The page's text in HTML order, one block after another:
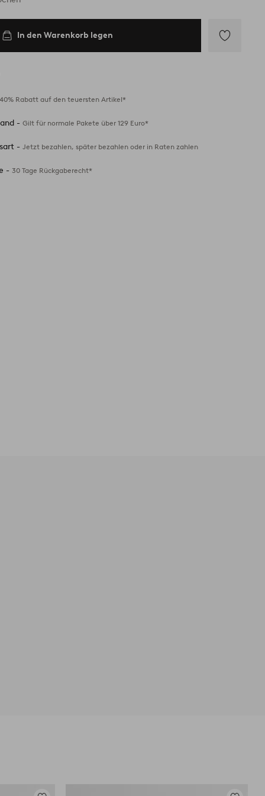
In den Warenkorb legen
40% Rabatt auf den teuersten Artikel*
-Gilt für normale Pakete über 129 Euro*
-Jetzt bezahlen, später bezahlen oder in Raten zahlen
-30 Tage Rückgaberecht*